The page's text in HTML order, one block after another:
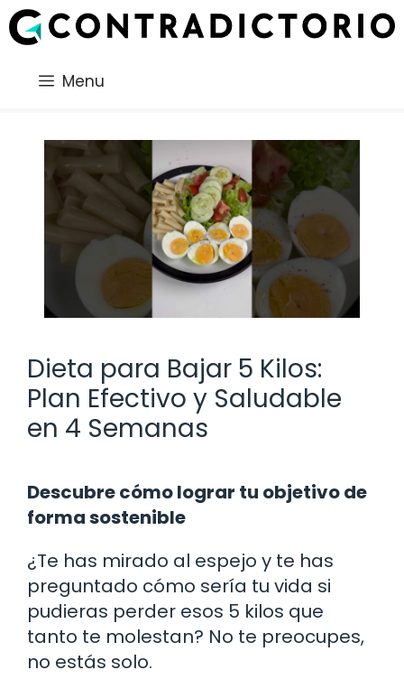
Saltar
al
Menu
Dieta para Bajar 5 Kilos:
Plan Efectivo y Saludable
en 4 Semanas
Descubre cómo lograr tu objetivo de
forma sostenible
¿Te has mirado al espejo y te has
preguntado cómo sería tu vida si
pudieras perder esos 5 kilos que
tanto te molestan? No te preocupes,
no estás solo.